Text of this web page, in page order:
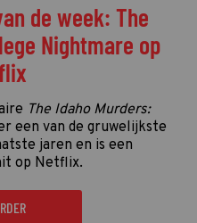
de week: The
Nightmare op
The Idaho Murders:
een van de gruwelijkste
jaren en is een
op Netflix.